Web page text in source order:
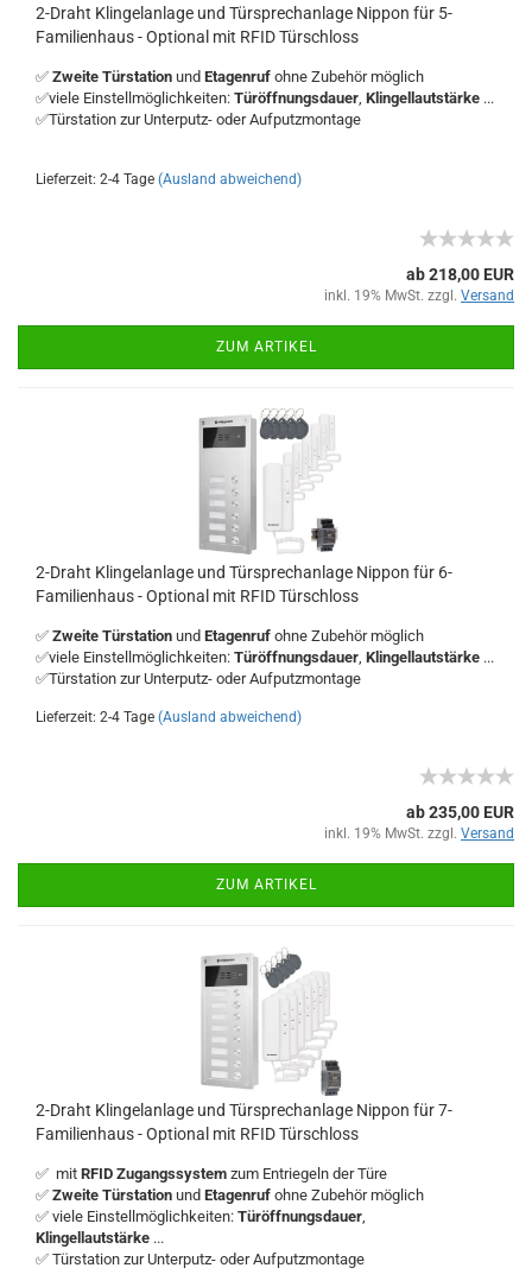
2-Draht Klingelanlage und Türsprechanlage Nippon für 5-
Familienhaus - Optional mit RFID Türschloss
✅ Zweite Türstation und Etagenruf ohne Zubehör möglich
✅viele Einstellmöglichkeiten: Türöffnungsdauer, Klingellautstärke ...
✅Türstation zur Unterputz- oder Aufputzmontage
Lieferzeit: 2-4 Tage (Ausland abweichend)
ab 218,00 EUR
inkl. 19% MwSt. zzgl. Versand
ZUM ARTIKEL
2-Draht Klingelanlage und Türsprechanlage Nippon für 6-
Familienhaus - Optional mit RFID Türschloss
✅ Zweite Türstation und Etagenruf ohne Zubehör möglich
✅viele Einstellmöglichkeiten: Türöffnungsdauer, Klingellautstärke ...
✅Türstation zur Unterputz- oder Aufputzmontage
Lieferzeit: 2-4 Tage (Ausland abweichend)
ab 235,00 EUR
inkl. 19% MwSt. zzgl. Versand
ZUM ARTIKEL
2-Draht Klingelanlage und Türsprechanlage Nippon für 7-
Familienhaus - Optional mit RFID Türschloss
✅ mit RFID Zugangssystem zum Entriegeln der Türe
✅ Zweite Türstation und Etagenruf ohne Zubehör möglich
✅ viele Einstellmöglichkeiten: Türöffnungsdauer,
Klingellautstärke ...
✅ Türstation zur Unterputz- oder Aufputzmontage